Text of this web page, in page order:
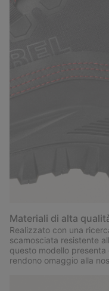
Materiali di alta
Realizzato con una
scamosciata resistente
questo modello
rendono omaggio alla